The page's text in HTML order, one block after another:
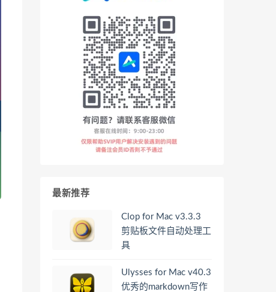
最新推荐
Clop for Mac v3.3.3
剪贴板文件自动处理工
具
Ulysses for Mac v40.3
优秀的markdown写作